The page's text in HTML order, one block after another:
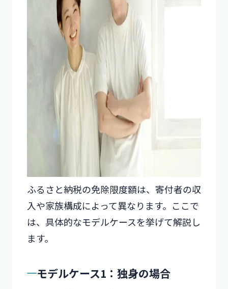
ふるさと納税の免除限度額は、寄付者の収
入や家族構成によって異なります。ここで
は、具体的なモデルケースを挙げて解説し
ます。
モデルケース1：独身の場合